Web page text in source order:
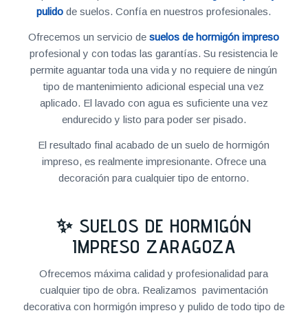
pulido de suelos. Confía en nuestros profesionales.
Ofrecemos un servicio desuelos de hormigón impreso
profesional y con todas las garantías. Su resistencia le
permite aguantar toda una vida y no requiere de ningún
tipo de mantenimiento adicional especial una vez
aplicado. El lavado con agua es suficiente una vez
endurecido y listo para poder ser pisado.
El resultado final acabado de un suelo de hormigón
impreso, es realmente impresionante. Ofrece una
decoración para cualquier tipo de entorno.
✨ SUELOS DE HORMIGÓN
IMPRESO ZARAGOZA
Ofrecemos máxima calidad y profesionalidad para
cualquier tipo de obra. Realizamos pavimentación
decorativa con hormigón impreso y pulido de todo tipo de